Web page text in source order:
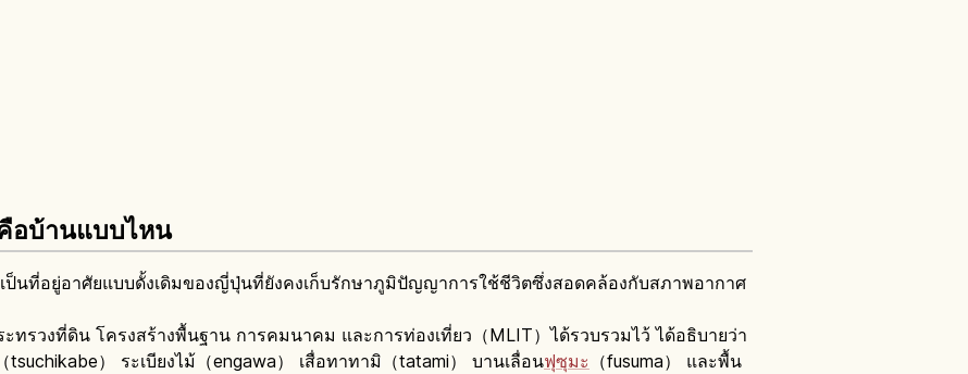
อบ้านแบบไหน
ป็นที่อยู่อาศัยแบบดั้งเดิมของญี่ปุ่นที่ยังคงเก็บรักษาภูมิปัญญาการใช้ชีวิตซึ่งสอดคล้องกับสภาพอากาศ
ทรวงที่ดิน โครงสร้างพื้นฐาน การคมนาคม และการท่องเที่ยว（MLIT）ได้รวบรวมไว้ ได้อธิบายว่า
） ระเบียงไม้（engawa） เสื่อทาทามิ（tatami） บานเลื่อนฟุซุมะ （fusuma） และพื้น